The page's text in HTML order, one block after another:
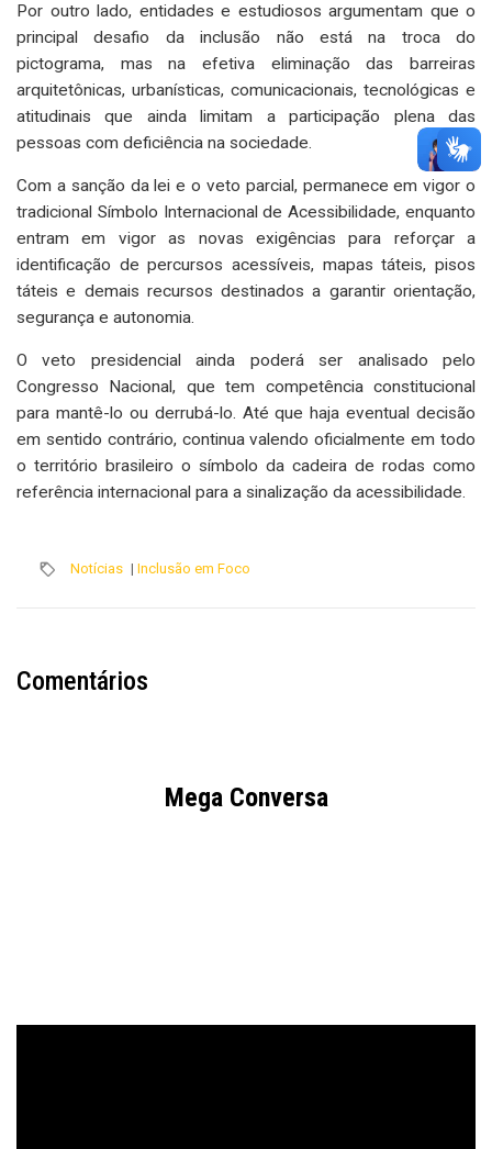
Por outro lado, entidades e estudiosos argumentam que o
principal desafio da inclusão não está na troca do
pictograma, mas na efetiva eliminação das barreiras
arquitetônicas, urbanísticas, comunicacionais, tecnológicas e
atitudinais que ainda limitam a participação plena das
pessoas com deficiência na sociedade.
Com a sanção da lei e o veto parcial, permanece em vigor o
tradicional Símbolo Internacional de Acessibilidade, enquanto
entram em vigor as novas exigências para reforçar a
identificação de percursos acessíveis, mapas táteis, pisos
táteis e demais recursos destinados a garantir orientação,
segurança e autonomia.
O veto presidencial ainda poderá ser analisado pelo
Congresso Nacional, que tem competência constitucional
para mantê-lo ou derrubá-lo. Até que haja eventual decisão
em sentido contrário, continua valendo oficialmente em todo
o território brasileiro o símbolo da cadeira de rodas como
referência internacional para a sinalização da acessibilidade.
Notícias | Inclusão em Foco
Comentários
Mega Conversa